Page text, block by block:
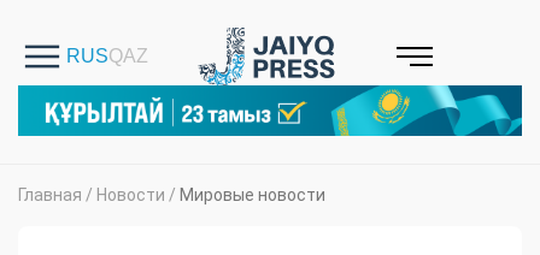
Главная / Новости / Мировые новости